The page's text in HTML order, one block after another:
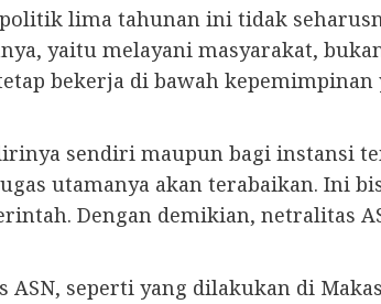
lima tahunan ini tidak
yaitu melayani masyarakat,
bekerja di bawah kepemimpinan
sendiri maupun bagi instansi
utamanya akan terabaikan. Ini
Dengan demikian, netralitas
seperti yang dilakukan di